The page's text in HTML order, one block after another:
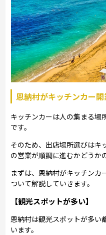
恩納村がキッチンカー
キッチンカーは人の集まる場
です。
そのため、出店場所選びはキ
の営業が順調に進むかどうか
まずは、恩納村がキッチンカ
ついて解説していきます。
【観光スポットが多い】
恩納村は観光スポットが多い
います。